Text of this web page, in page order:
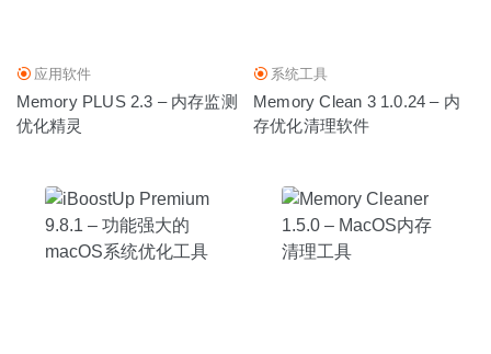
应用软件
Memory PLU‪S‬ 2.3 – 内存监测
优化精灵
系统工具
Memory Clean 3 1.0.24 – 内
存优化清理软件